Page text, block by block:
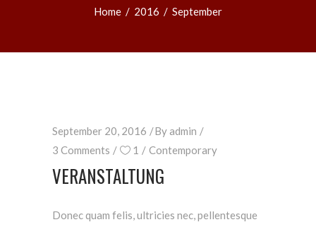
Home / 2016 / September
September 20, 2016 Byadmin
3 Comments
1 Contemporary
VERANSTALTUNG
Donec quam felis, ultricies nec, pellentesque